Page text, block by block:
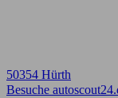
50354 Hürth
Besuche